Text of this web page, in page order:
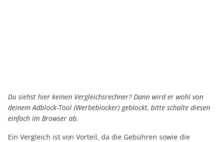
Du siehst hier keinen Vergleichsrechner? Dann wird er wohl von
deinem Adblock-Tool (Werbeblocker) geblockt, bitte schalte diesen
einfach im Browser ab.
Ein Vergleich ist von Vorteil, da die Gebühren sowie die